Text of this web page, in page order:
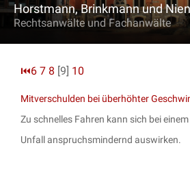
Horstmann, Brinkmann und
Rechtsanwälte und Fachanwälte
⏮6 7 8 [9] 10
Mitverschulden bei überhöhter
Zu schnelles Fahren kann sich bei
Unfall anspruchsmindernd auswirken.